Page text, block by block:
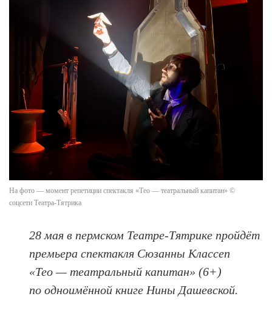
На фото — момент репетиции спектакля «Тео — театральный капитан» ©
соцсети Театра-Тятрика
28 мая в пермском Театре-Тятрике пройдёт
премьера спектакля Сюзанны Классеп
«Тео — театральный капитан» (6+)
по одноимённой книге Нины Дашевской.